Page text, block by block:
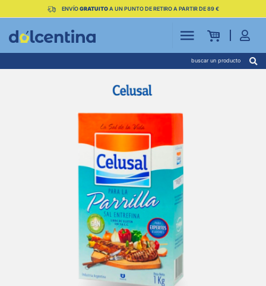
ENVÍOGRATUITOA UN PUNTO DE RETIRO A PARTIR DE 89 €
buscar un producto